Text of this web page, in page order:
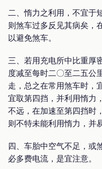
二、惰力之利用，不宜于
则煞车过多反见其病矣，
以避免煞车。
三、若用充电所中比重厚
度减至每时二〇至二五公
走，总之在常用煞车时，
宜取第四挡，并利用惰力
不远，在加速至第四挡时
则不特未能利用惰力，并
四、车胎中空气不足，或
必多费电流，是宜注意。